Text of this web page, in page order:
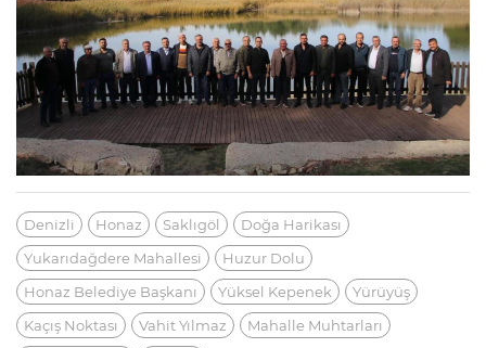
Denizli Honaz Saklıgöl
Doğa Harikası
Yukarıdağdere Mahallesi
Huzur Dolu
Honaz Belediye Başkanı
Yüksel Kepenek
Yürüyüş
Kaçış Noktası
Vahit Yılmaz
Mahalle Muhtarları